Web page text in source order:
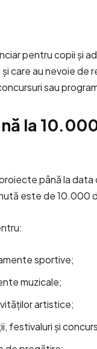
pentru copii și
și care au nevoie
sau
la
până la data
este de 10.000
sportive;
muzicale;
artistice;
festivaluri și